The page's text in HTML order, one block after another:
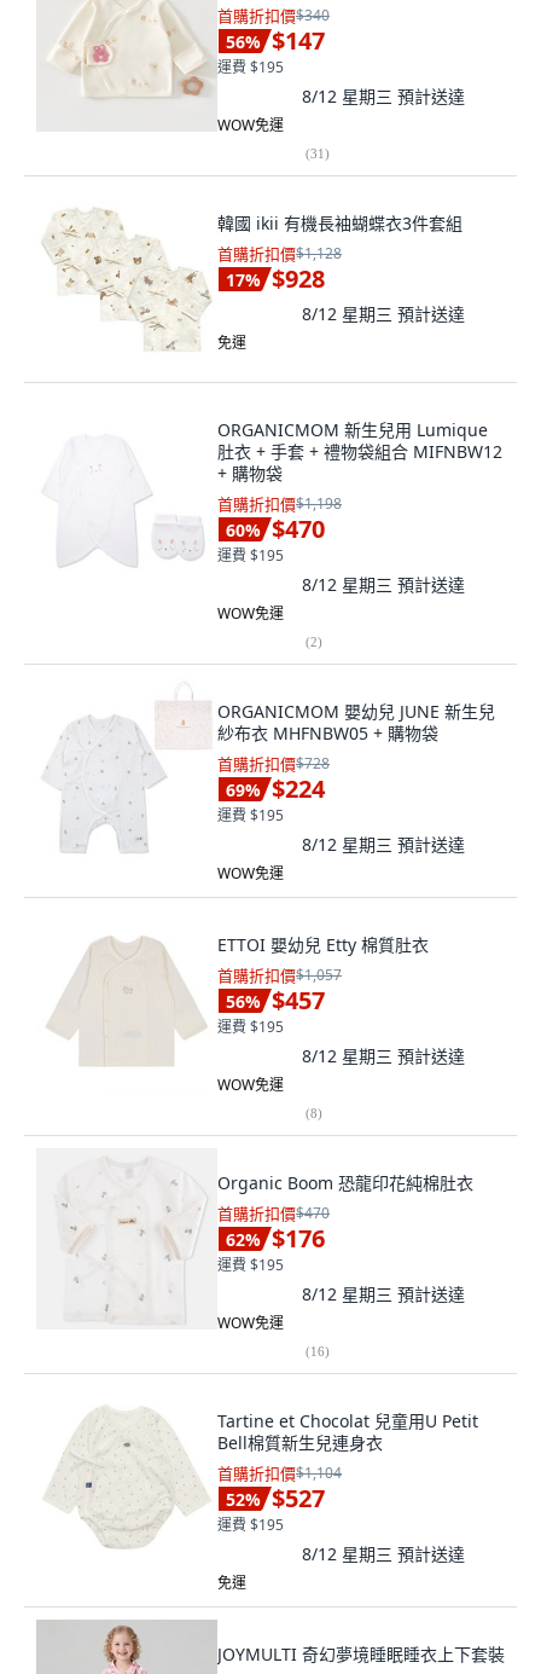
首購折扣價$340
56% $147
運費 $195
8/12 星期三 預計送達
WOW免運
(31)
韓國 ikii 有機長袖蝴蝶衣3件套組
首購折扣價$1,128
17% $928
8/12 星期三 預計送達
免運
ORGANICMOM 新生兒用 Lumique
肚衣 + 手套 + 禮物袋組合 MIFNBW12
+ 購物袋
首購折扣價$1,198
60% $470
運費 $195
8/12 星期三 預計送達
WOW免運
(2)
ORGANICMOM 嬰幼兒 JUNE 新生兒
紗布衣 MHFNBW05 + 購物袋
首購折扣價$728
69% $224
運費 $195
8/12 星期三 預計送達
WOW免運
ETTOI 嬰幼兒 Etty 棉質肚衣
首購折扣價$1,057
56% $457
運費 $195
8/12 星期三 預計送達
WOW免運
(8)
Organic Boom 恐龍印花純棉肚衣
首購折扣價$470
62% $176
運費 $195
8/12 星期三 預計送達
WOW免運
(16)
Tartine et Chocolat 兒童用U Petit
Bell棉質新生兒連身衣
首購折扣價$1,104
52% $527
運費 $195
8/12 星期三 預計送達
免運
JOYMULTI 奇幻夢境睡眠睡衣上下套裝